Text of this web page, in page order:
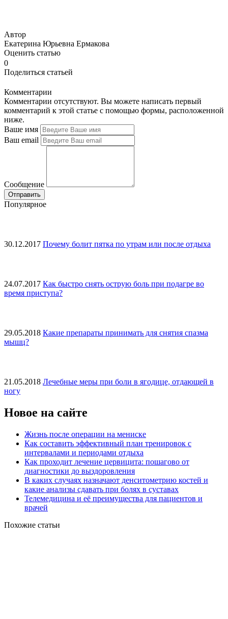
Автор
Екатерина Юрьевна Ермакова
Оценить статью
0
Поделиться статьей
Комментарии
Комментарии отсутствуют. Вы можете написать первый
комментарий к этой статье с помощью формы, расположенной
ниже.
Ваше имя
Ваш email
Сообщение
Популярное
30.12.2017 Почему болит пятка по утрам или после отдыха
24.07.2017 Как быстро снять острую боль при подагре во
время приступа?
29.05.2018 Какие препараты принимать для снятия спазма
мышц?
21.05.2018 Лечебные меры при боли в ягодице, отдающей в
ногу
Новое на сайте
Жизнь после операции на мениске
Как составить эффективный план тренировок с
интервалами и периодами отдыха
Как проходит лечение цервицита: пошагово от
диагностики до выздоровления
В каких случаях назначают денситометрию костей и
какие анализы сдавать при болях в суставах
Телемедицина и её преимущества для пациентов и
врачей
Похожие статьи